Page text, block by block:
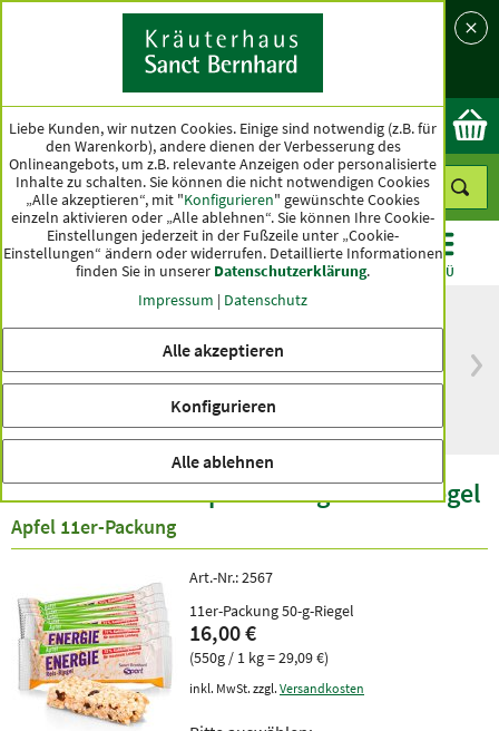
Land
Ok
KATEGORIEN ANGEBOTE TOPSELLER MENÜ
versandkostenfrei
innerhalb Deutschlands
Spitzenqualität seit
Sanct Bernhard Sport Energie Reis-Riegel
Apfel 11er-Packung
Art.-Nr.:2567
11er-Packung 50-g-Riegel
16,00 €
(550g / 1 kg = 29,09 €)
inkl. MwSt. zzgl. Versandkosten
Liebe Kunden, wir nutzen Cookies. Einige sind notwendig (z.B. für
den Warenkorb), andere dienen der Verbesserung des
Onlineangebots, um z.B. relevante Anzeigen oder personalisierte
Inhalte zu schalten. Sie können die nicht notwendigen Cookies
„Alle akzeptieren“, mit "Konfigurieren" gewünschte Cookies
einzeln aktivieren oder „Alle ablehnen“. Sie können Ihre Cookie-
Einstellungen jederzeit in der Fußzeile unter „Cookie-
Einstellungen“ ändern oder widerrufen. Detaillierte Informationen
finden Sie in unserer Datenschutzerklärung.
Impressum | Datenschutz
Alle akzeptieren
Konfigurieren
Alle ablehnen